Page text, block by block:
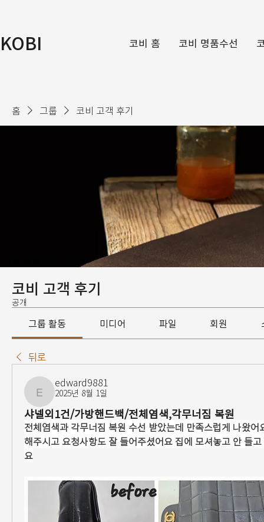
KOBI 코비 홈 코비 명품수선
홈 그룹 코비 고객 후기
코비 고객 후기
공개
그룹 활동 미디어 파일 회원
뒤로
edward9881
edward9881
2025년 8월 1일
샤넬외1건/가방핸드백/전체염색,각무너짐 복원
전체염색과 각무너짐 복원 수선 받았는데 만족스럽게 나왔
해주시고 요청사항도 잘 들어주셨어요 집에 모셔놓고 안 들
요